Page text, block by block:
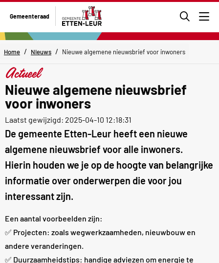
Gemeenteraad
naar
de
Home / Nieuws / Nieuwe algemene nieuwsbrief voor inwoners
Actueel
Nieuwe algemene nieuwsbrief
voor inwoners
Laatst gewijzigd: 2025-04-10 12:18:31
De gemeente Etten-Leur heeft een nieuwe
algemene nieuwsbrief voor alle inwoners.
Hierin houden we je op de hoogte van belangrijke
informatie over onderwerpen die voor jou
interessant zijn.
Een aantal voorbeelden zijn:
✅ Projecten: zoals wegwerkzaamheden, nieuwbouw en
andere veranderingen.
✅ Duurzaamheidstips: handige adviezen om energie te